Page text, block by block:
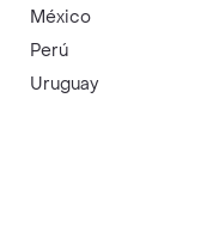
México
Perú
Uruguay